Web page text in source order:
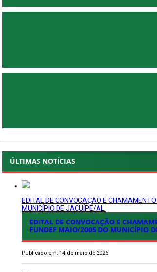
ÚLTIMAS NOTÍCIAS
EDITAL DE CONVOCAÇÃO E
MUNICÍPIO DE JACUÍPE/AL.
EDITAL DE CONVOCAÇÃO E
FUNDEF MAIO/2005 DO MUNICÍPIO
Publicado em: 14 de maio de 2026